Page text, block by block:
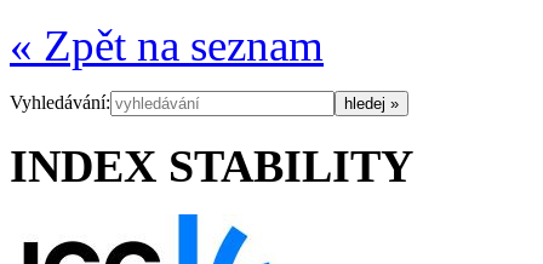
« Zpět na seznam
Vyhledávání:
INDEX STABILITY